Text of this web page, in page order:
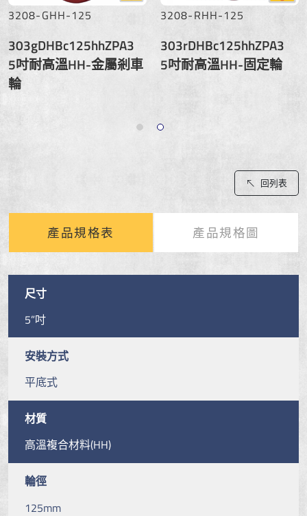
3208-GHH-125
303gDHBc125hhZPA3
5吋耐高溫HH-金屬剎車
輪
3208-RHH-125
303rDHBc125hhZPA3
5吋耐高溫HH-固定輪
回列表
產品規格表 產品規格圖
尺寸
5”吋
安裝方式
平底式
材質
高溫複合材料(HH)
輪徑
125mm